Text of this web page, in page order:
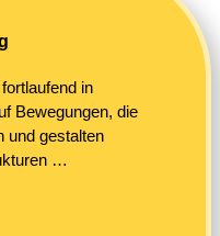
in
Bewegungen, die
und gestalten
…